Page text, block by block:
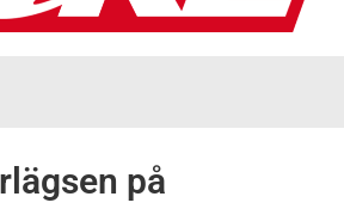
på